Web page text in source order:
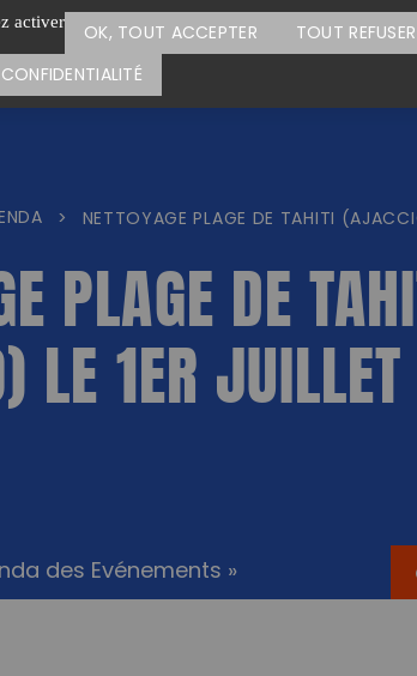
activer OK, TOUT ACCEPTER TOUT REFUSER
> NETTOYAGE PLAGE DE TAHITI
PLAGE DE
LE 1ER
des Evénements »